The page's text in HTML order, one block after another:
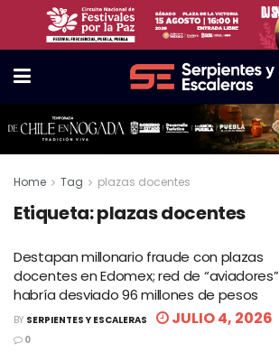
Home Tag plazas docentes
Etiqueta:plazas docentes
Destapan millonario fraude con plazas
docentes en Edomex; red de “aviadores”
habría desviado 96 millones de pesos
BY SERPIENTES Y ESCALERAS JULIO 4, 2026
0